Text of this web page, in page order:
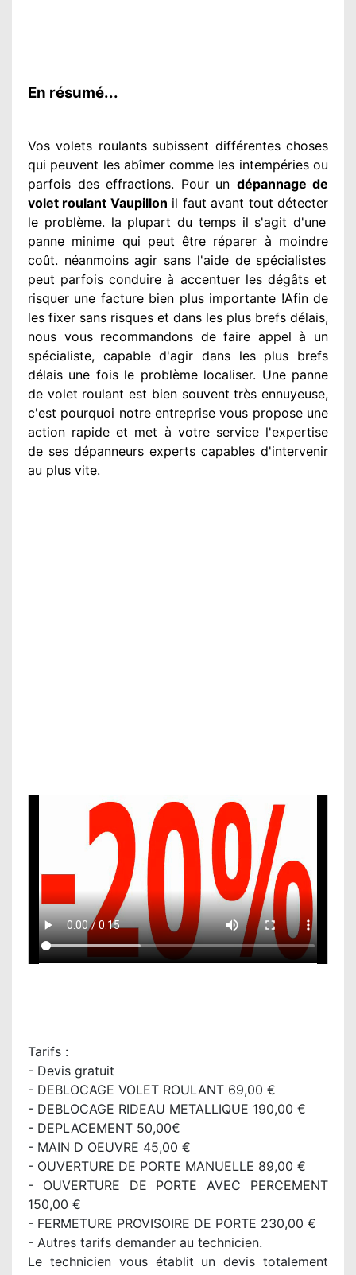
En résumé...
Vos volets roulants subissent différenteschoses
qui peuvent les abîmercomme les intempéries ou
parfois des effractions. Pour un dépannage de
volet roulant Vaupillon il faut avant tout détecter
le problème. la plupart du tempsil s'agit d'une
panne minime qui peut être réparer à moindre
coût. néanmoinsagir sans l'aide de spécialistes
peut parfois conduire à accentuerles dégâtset
risquer une facture bien plus importante !Afin de
les fixer sans risques et dans les plus brefs délais,
nous vous recommandons de faire appel à un
spécialiste, capable d'agir dans les plus brefs
délais une fois le problèmelocaliser. Une panne
de volet roulant est bien souvent très ennuyeuse,
c'est pourquoi notre entreprise vous propose une
action rapide et met à votre servicel'expertise
de ses dépanneurs experts capables d'intervenir
au plus vite.
Tarifs :
- Devis gratuit
- DEBLOCAGE VOLET ROULANT 69,00 €
- DEBLOCAGE RIDEAU METALLIQUE 190,00 €
- DEPLACEMENT 50,00€
- MAIN D OEUVRE 45,00 €
- OUVERTURE DE PORTE MANUELLE 89,00 €
- OUVERTURE DE PORTE AVEC PERCEMENT
150,00 €
- FERMETURE PROVISOIRE DE PORTE 230,00 €
- Autres tarifs demander au technicien.
Le technicien vous établit un devis totalement